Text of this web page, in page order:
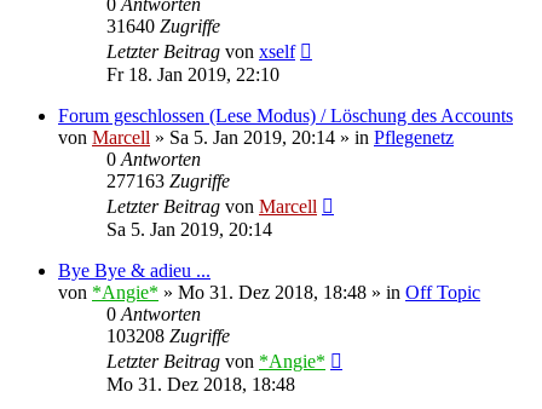
31640 Zugriffe
Letzter Beitrag von xself
Fr 18. Jan 2019, 22:10
Forum geschlossen (Lese Modus) / Löschung des Accounts
von Marcell » Sa 5. Jan 2019, 20:14 » in Pflegenetz
0 Antworten
277163 Zugriffe
Letzter Beitrag von Marcell
Sa 5. Jan 2019, 20:14
Bye Bye & adieu ...
von *Angie* » Mo 31. Dez 2018, 18:48 » in Off Topic
0 Antworten
103208 Zugriffe
Letzter Beitrag von *Angie*
Mo 31. Dez 2018, 18:48